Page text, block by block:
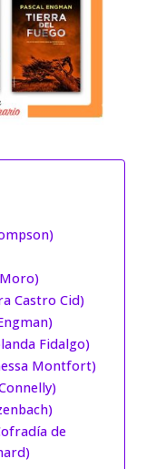
Castro Cid)
Fidalgo)
Montfort)
de